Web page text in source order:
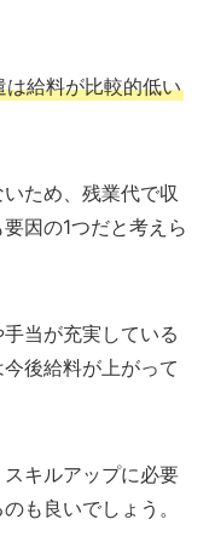
は給料が比較的低い
ため、残業代で収
因の1つだと考えら
当が充実している
後給料が上がって
キルアップに必要
も良いでしょう。